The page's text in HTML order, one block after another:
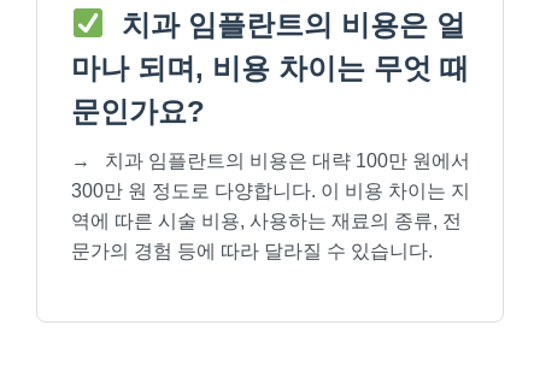
치과 임플란트의 비용은 얼
마나 되며, 비용 차이는 무엇 때
문인가요?
→
치과 임플란트의 비용은 대략 100만 원에서
300만 원 정도로 다양합니다. 이 비용 차이는 지
역에 따른 시술 비용, 사용하는 재료의 종류, 전
문가의 경험 등에 따라 달라질 수 있습니다.